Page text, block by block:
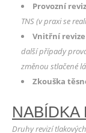
Provozní
TNS (v praxi se
Vnitřní revize
další případy
změnou stlačené
Zkouška
NABÍDKA
Druhy revizí